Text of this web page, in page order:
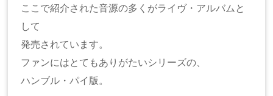
ここで紹介された音源の多くがライヴ・アルバムと
して
発売されています。
ファンにはとてもありがたいシリーズの、
ハンブル・パイ版。